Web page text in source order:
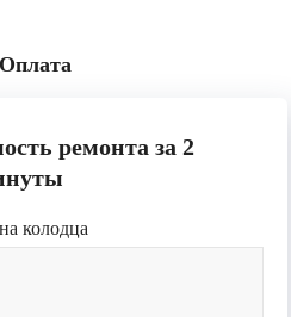
ремонта за 2
колодца